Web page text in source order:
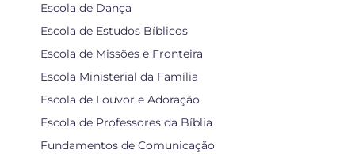
Escola de Dança
Escola de Estudos Bíblicos
Escola de Missões e Fronteira
Escola Ministerial da Família
Escola de Louvor e Adoração
Escola de Professores da Bíblia
Fundamentos de Comunicação